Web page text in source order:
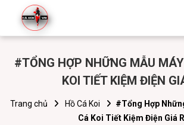
#TỔNG HỢP NHỮNG MẪU
KOI TIẾT KIỆM ĐIỆN
Trang chủ Hồ Cá Koi
#Tổng Hợp
Cá Koi Tiết Kiệm Điện Giá